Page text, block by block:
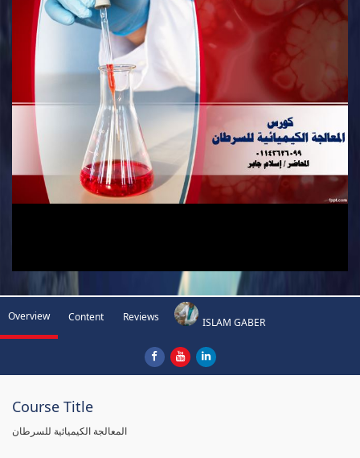
Overview Content Reviews ISLAM GABER
Course Title
المعالجة الكيميائية للسرطان